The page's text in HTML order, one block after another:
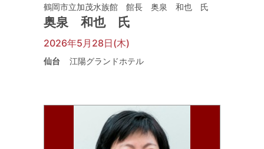
鶴岡市立加茂水族館 館長 奥泉 和也 氏
奥泉 和也 氏
2026年5月28日(木)
仙台 江陽グランドホテル